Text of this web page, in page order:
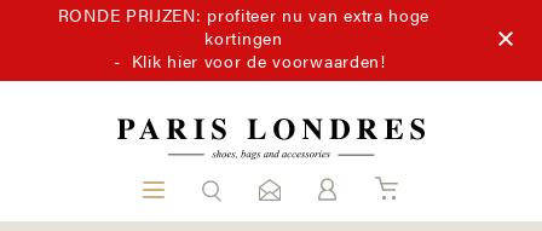
RONDE PRIJZEN: profiteer nu van extra hoge
kortingen
- Klik hier voor de voorwaarden!